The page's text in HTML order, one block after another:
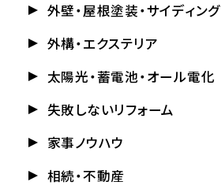
外壁・屋根塗装・サイディング
外構・エクステリア
太陽光・蓄電池・オール電化
失敗しないリフォーム
家事ノウハウ
相続・不動産